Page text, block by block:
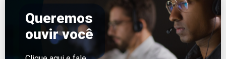
Queremos
ouvir você